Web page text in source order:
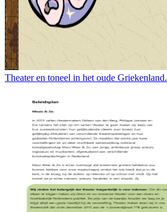
Theater en toneel in het oude Griekenland.